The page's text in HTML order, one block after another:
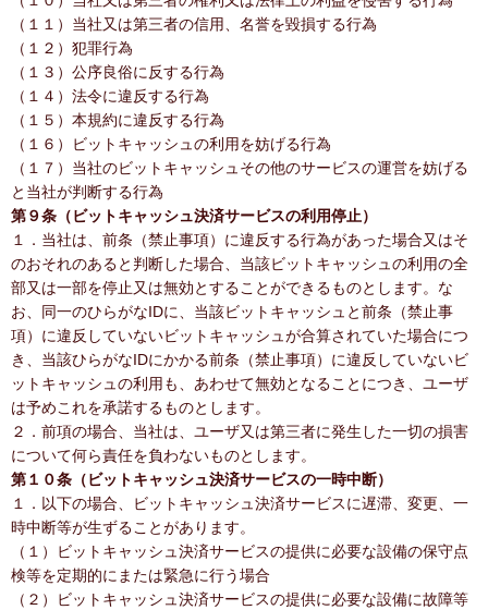
（１１）当社又は第三者の信用、名誉を毀損する行為
（１２）犯罪行為
（１３）公序良俗に反する行為
（１４）法令に違反する行為
（１５）本規約に違反する行為
（１６）ビットキャッシュの利用を妨げる行為
（１７）当社のビットキャッシュその他のサービスの運営を妨げる
と当社が判断する行為
第９条（ビットキャッシュ決済サービスの利用停止）
１．当社は、前条（禁止事項）に違反する行為があった場合又はそ
のおそれのあると判断した場合、当該ビットキャッシュの利用の全
部又は一部を停止又は無効とすることができるものとします。な
お、同一のひらがなIDに、当該ビットキャッシュと前条（禁止事
項）に違反していないビットキャッシュが合算されていた場合につ
き、当該ひらがなIDにかかる前条（禁止事項）に違反していないビ
ットキャッシュの利用も、あわせて無効となることにつき、ユーザ
は予めこれを承諾するものとします。
２．前項の場合、当社は、ユーザ又は第三者に発生した一切の損害
について何ら責任を負わないものとします。
第１０条（ビットキャッシュ決済サービスの一時中断）
１．以下の場合、ビットキャッシュ決済サービスに遅滞、変更、一
時中断等が生ずることがあります。
（１）ビットキャッシュ決済サービスの提供に必要な設備の保守点
検等を定期的にまたは緊急に行う場合
（２）ビットキャッシュ決済サービスの提供に必要な設備に故障等